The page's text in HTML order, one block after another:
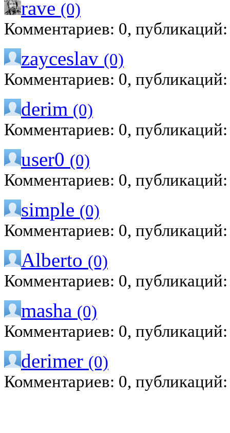
rave (0)
Комментариев: 0,
zayceslav (0)
Комментариев: 0,
derim (0)
Комментариев: 0,
user0 (0)
Комментариев: 0,
simple (0)
Комментариев: 0,
Alberto (0)
Комментариев: 0,
masha (0)
Комментариев: 0,
derimer (0)
Комментариев: 0,